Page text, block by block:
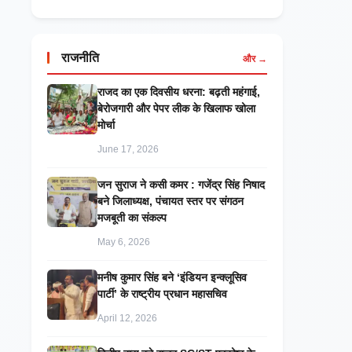
राजनीति और →
राजद का एक दिवसीय धरना: बढ़ती महंगाई,
बेरोजगारी और पेपर लीक के खिलाफ खोला
मोर्चा
June 17, 2026
जन सुराज ने कसी कमर : गजेंद्र सिंह निषाद
बने जिलाध्यक्ष, पंचायत स्तर पर संगठन
मजबूती का संकल्प
May 6, 2026
मनीष कुमार सिंह बने ‘इंडियन इन्क्लूसिव
पार्टी’ के राष्ट्रीय प्रधान महासचिव
April 12, 2026